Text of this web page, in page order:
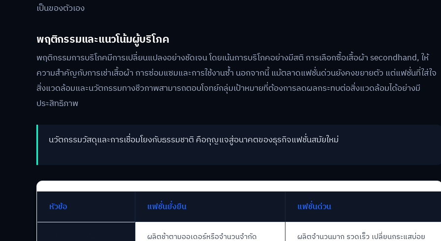
เป็นของตัวเอง
พฤติกรรมและแนวโน้มผู้บริโภค
พฤติกรรมการบริโภคมีการเปลี่ยนแปลงอย่างชัดเจน โดยเน้นการบริโภคอย่างมีสติ การเลือกซื้อเสื้อผ้า secondhand, ให้
ความสำคัญกับการเช่าเสื้อผ้า การซ่อมแซมและการใช้งานซ้ำ นอกจากนี้ แม้ตลาดแฟชั่นด่วนยังคงขยายตัว แต่แฟชั่นที่ใส่ใจ
สิ่งแวดล้อมและนวัตกรรมทางชีวภาพสามารถตอบโจทย์กลุ่มเป้าหมายที่ต้องการลดผลกระทบต่อสิ่งแวดล้อมได้อย่างมี
ประสิทธิภาพ
นวัตกรรมวัสดุและการเชื่อมโยงกับธรรมชาติ คือกุญแจสู่อนาคตของธุรกิจแฟชั่นสมัยใหม่
หัวข้อ แฟชั่นยั่งยืน แฟชั่นด่วน
ผลิตช้าตามออเดอร์หรือจำนวนจำกัด ผลิตจำนวนมาก รวดเร็ว เปลี่ยนกระแสบ่อย